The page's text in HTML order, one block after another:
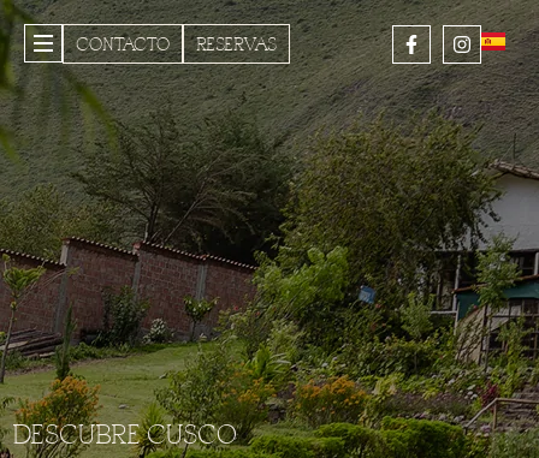
CONTACTO RESERVAS
DESCUBRE CUSCO